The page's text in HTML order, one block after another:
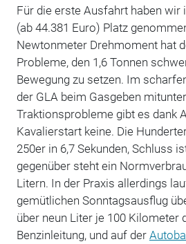
Für die erste Ausfahrt haben wir
(ab 44.381 Euro) Platz
Newtonmeter Drehmoment hat
Probleme, den 1,6 Tonnen
Bewegung zu setzen. Im
der GLA beim Gasgeben
Traktionsprobleme gibt es dank
Kavalierstart keine. Die
250er in 6,7 Sekunden, Schluss
gegenüber steht ein
Litern. In der Praxis allerdings
gemütlichen Sonntagsausflug
über neun Liter je 100 Kilometer
Benzinleitung, und auf der